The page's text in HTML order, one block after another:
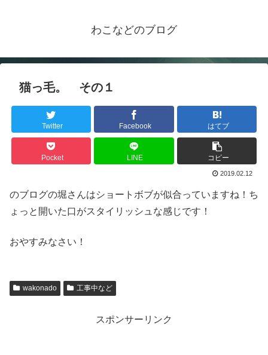
わこなどのブログ
猫っ毛。 その１
Twitter Facebook はてブ
Pocket LINE コピー
2019.02.12
のブログの堀さんはショートボブが似合っていますね！ち
ょっと開いた口がスタイリッシュな感じです！
おやすみなさい！
wakonado 工事中など
スポンサーリンク